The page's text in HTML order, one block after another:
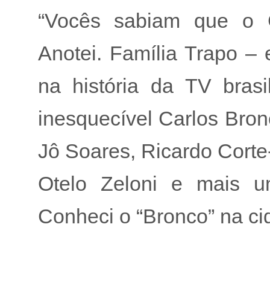
“Vocês sabiam que o
Anotei. Família Trapo –
na história da TV
inesquecível Carlos
Jô Soares, Ricardo
Otelo Zeloni e mais
Conheci o “Bronco” na